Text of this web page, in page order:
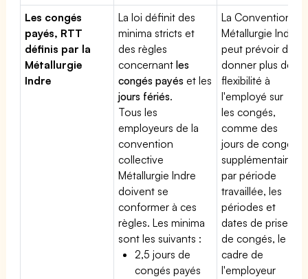
Les congés
payés, RTT
définis par la
Métallurgie
Indre
La loi définit des
minima stricts et
des règles
concernantles
congés payés et les
jours fériés.
Tous les
employeurs de la
convention
collective
Métallurgie Indre
doivent se
conformer à ces
règles. Les minima
sont les suivants :
2,5 jours de
congés payés
La Convention
Métallurgie Indre
peut prévoir de
donner plus de
flexibilité à
l'employé sur
les congés,
comme des
jours de congé
supplémentaires
par période
travaillée, les
périodes et
dates de prise
de congés, le
cadre de
l'employeur